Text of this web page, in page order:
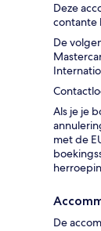
Deze
contante
De
Als je je
met de
De